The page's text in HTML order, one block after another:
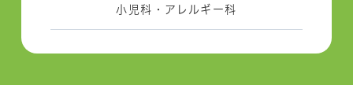
小児科・アレルギー科